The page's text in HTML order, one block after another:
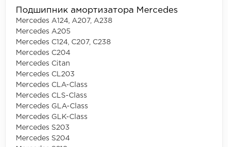
Подшипник амортизатора Mercedes
Mercedes A124, A207, A238
Mercedes A205
Mercedes C124, C207, C238
Mercedes C204
Mercedes Citan
Mercedes CL203
Mercedes CLA-Class
Mercedes CLS-Class
Mercedes GLA-Class
Mercedes GLK-Class
Mercedes S203
Mercedes S204